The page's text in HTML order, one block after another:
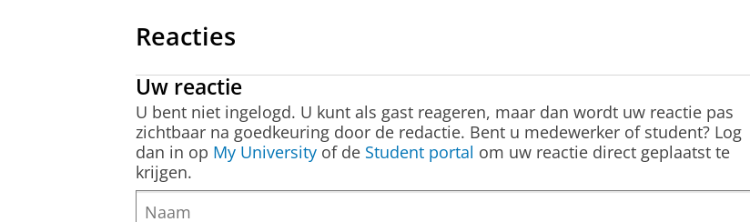
Reacties
Uw reactie
U bent niet ingelogd. U kunt als gast reageren, maar dan wordt uw reactie pas
zichtbaar na goedkeuring door de redactie. Bent u medewerker of student? Log
dan in op My University of de Student portal om uw reactie direct geplaatst te
krijgen.